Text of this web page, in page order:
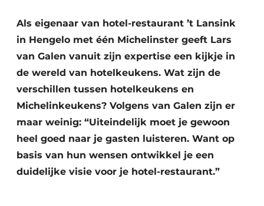
Als eigenaar van hotel-restaurant ’t Lansink
in Hengelo met één Michelinster geeft Lars
van Galen vanuit zijn expertise een kijkje in
de wereld van hotelkeukens. Wat zijn de
verschillen tussen hotelkeukens en
Michelinkeukens? Volgens van Galen zijn er
maar weinig: “Uiteindelijk moet je gewoon
heel goed naar je gasten luisteren. Want op
basis van hun wensen ontwikkel je een
duidelijke visie voor je hotel-restaurant.”